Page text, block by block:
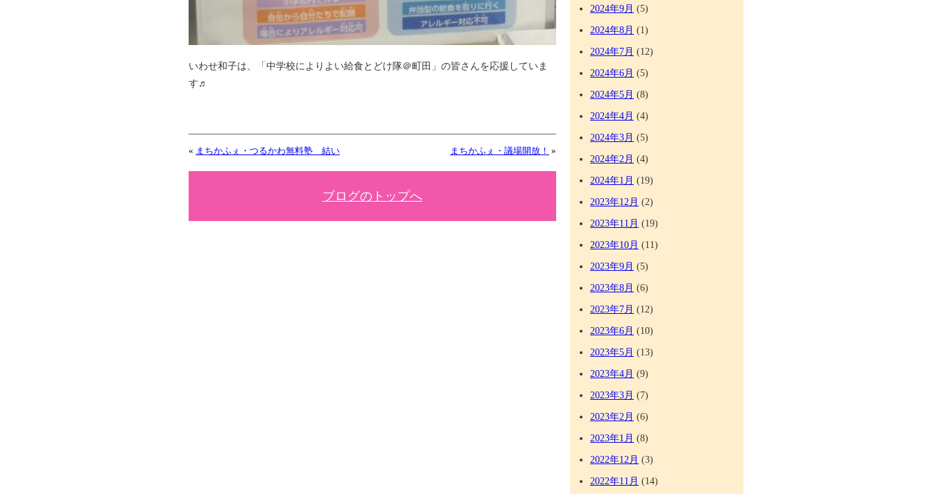
いわせ和子は、「中学校によりよい給食とどけ隊＠町田」の皆さんを応援していま
す♬
« まちかふぇ・つるかわ無料塾 結い まちかふぇ・議場開放！ »
ブログのトップへ
2024年9月 (5)
2024年8月 (1)
2024年7月 (12)
2024年6月 (5)
2024年5月 (8)
2024年4月 (4)
2024年3月 (5)
2024年2月 (4)
2024年1月 (19)
2023年12月 (2)
2023年11月 (19)
2023年10月 (11)
2023年9月 (5)
2023年8月 (6)
2023年7月 (12)
2023年6月 (10)
2023年5月 (13)
2023年4月 (9)
2023年3月 (7)
2023年2月 (6)
2023年1月 (8)
2022年12月 (3)
2022年11月 (14)